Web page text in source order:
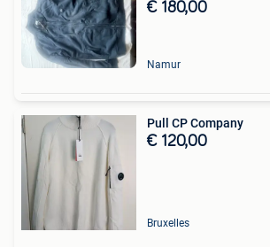
€ 180,00
Namur
Pull CP Company
€ 120,00
Bruxelles